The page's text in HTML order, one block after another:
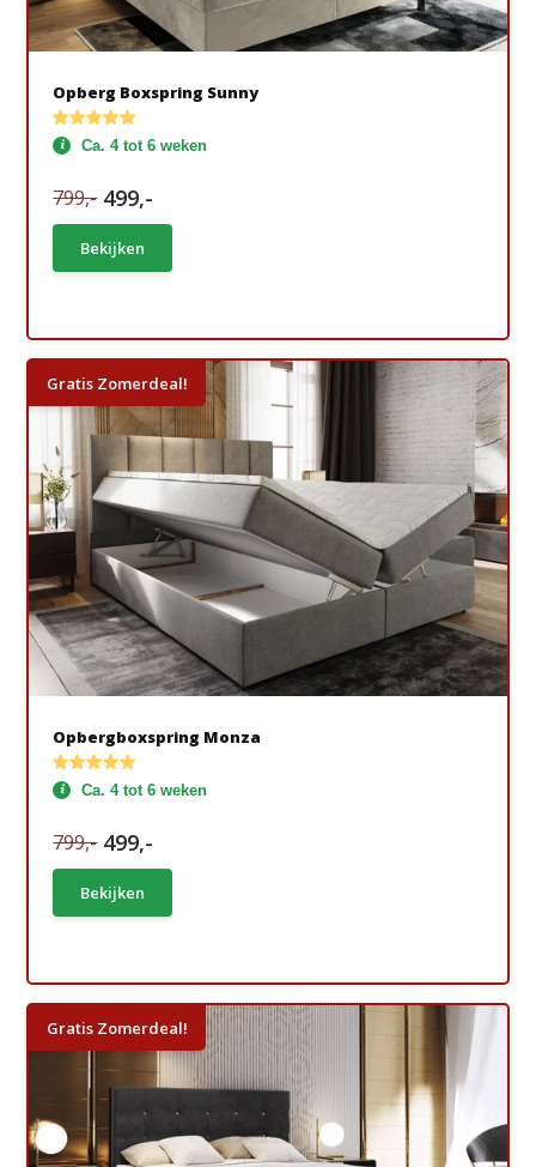
Opberg Boxspring Sunny
Ca. 4 tot 6 weken
799,- 499,-
Bekijken
Gratis Zomerdeal!
Opbergboxspring Monza
Ca. 4 tot 6 weken
799,- 499,-
Bekijken
Gratis Zomerdeal!